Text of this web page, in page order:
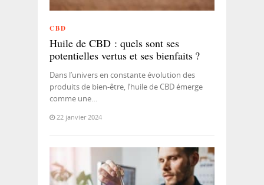
CBD
Huile de CBD : quels sont ses
potentielles vertus et ses bienfaits ?
Dans l’univers en constante évolution des
produits de bien-être, l’huile de CBD émerge
comme une…
22 janvier 2024